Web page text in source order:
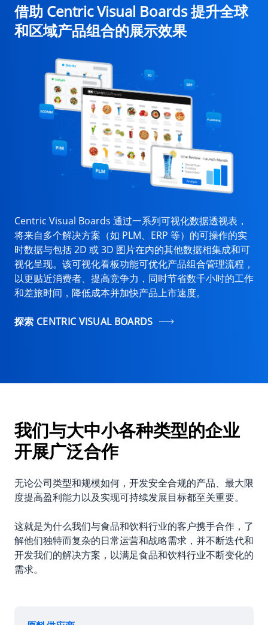
借助 Centric Visual Boards 提升全球
和区域产品组合的展示效果
Centric Visual Boards 通过一系列可视化数据透视表，
将来自多个解决方案（如 PLM、ERP 等）的可操作的实
时数据与包括 2D 或 3D 图片在内的其他数据相集成和可
视化呈现。该可视化看板功能可优化产品组合管理流程，
以更贴近消费者、提高竞争力，同时节省数千小时的工作
和差旅时间，降低成本并加快产品上市速度。
探索 CENTRIC VISUAL BOARDS
我们与大中小各种类型的企业
开展广泛合作
无论公司类型和规模如何，开发安全合规的产品、最大限
度提高盈利能力以及实现可持续发展目标都至关重要。
这就是为什么我们与食品和饮料行业的客户携手合作，了
解他们独特而复杂的日常运营和战略需求，并不断迭代和
开发我们的解决方案，以满足食品和饮料行业不断变化的
需求。